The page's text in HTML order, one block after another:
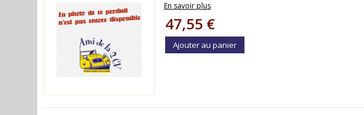
En savoir plus
47,55 €
Ajouter au panier